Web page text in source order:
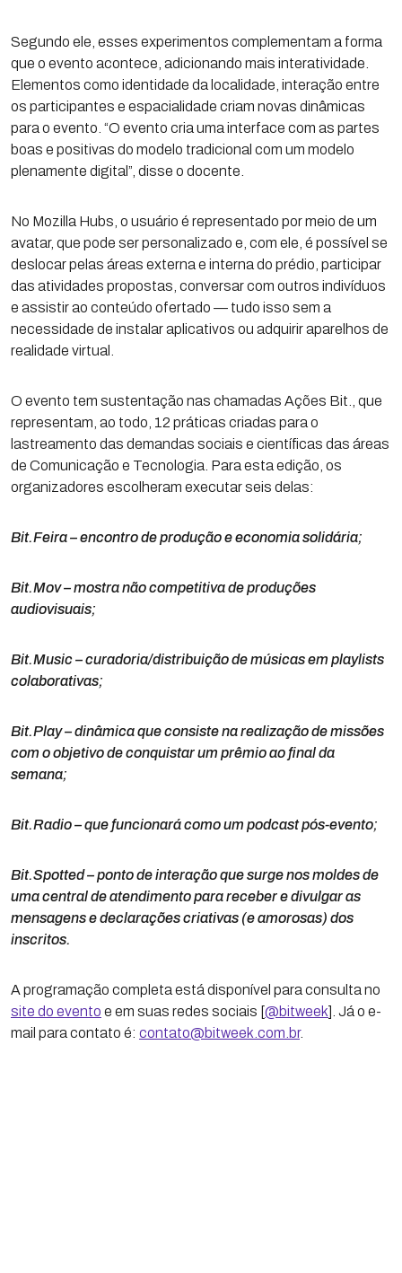
Segundo ele, esses experimentos complementam a forma
que o evento acontece, adicionando mais interatividade.
Elementos como identidade da localidade, interação entre
os participantes e espacialidade criam novas dinâmicas
para o evento. “O evento cria uma interface com as partes
boas e positivas do modelo tradicional com um modelo
plenamente digital”, disse o docente.
No Mozilla Hubs, o usuário é representado por meio de um
avatar, que pode ser personalizado e, com ele, é possível se
deslocar pelas áreas externa e interna do prédio, participar
das atividades propostas, conversar com outros indivíduos
e assistir ao conteúdo ofertado — tudo isso sem a
necessidade de instalar aplicativos ou adquirir aparelhos de
realidade virtual.
O evento tem sustentação nas chamadas Ações Bit., que
representam, ao todo, 12 práticas criadas para o
lastreamento das demandas sociais e científicas das áreas
de Comunicação e Tecnologia. Para esta edição, os
organizadores escolheram executar seis delas:
Bit.Feira – encontro de produção e economia solidária;
Bit.Mov – mostra não competitiva de produções
audiovisuais;
Bit.Music – curadoria/distribuição de músicas em playlists
colaborativas;
Bit.Play – dinâmica que consiste na realização de missões
com o objetivo de conquistar um prêmio ao final da
semana;
Bit.Radio – que funcionará como um podcast pós-evento;
Bit.Spotted – ponto de interação que surge nos moldes de
uma central de atendimento para receber e divulgar as
mensagens e declarações criativas (e amorosas) dos
inscritos.
A programação completa está disponível para consulta no
site do evento e em suas redes sociais [@bitweek]. Já o e-
mail para contato é: contato@bitweek.com.br.